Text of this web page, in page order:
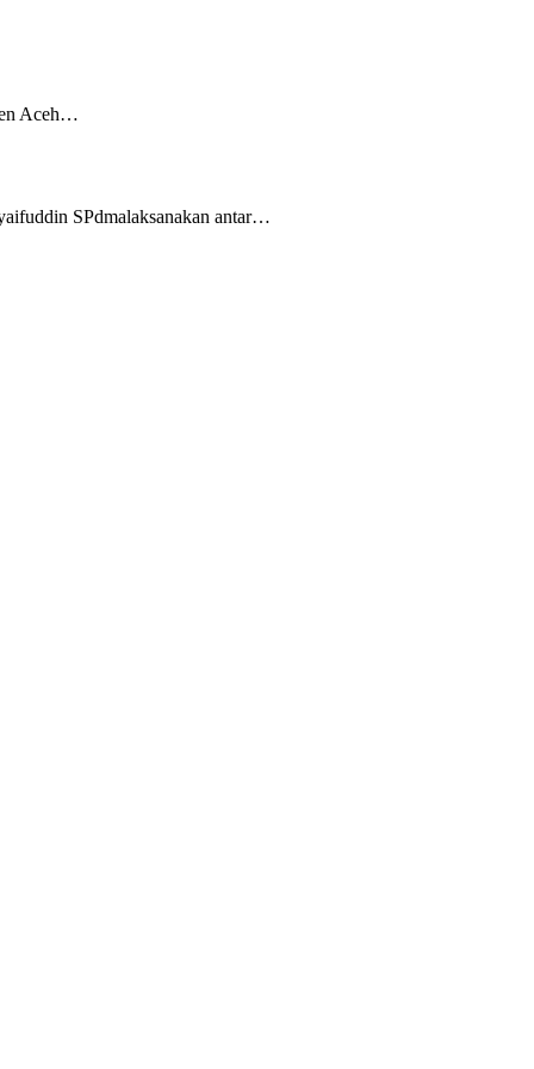
Aceh…
SPdmalaksanakan antar…